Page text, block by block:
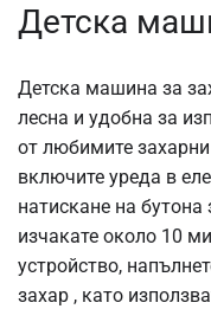
Детска
Детска машина за
лесна и удобна за
от любимите
включите уреда в
натискане на
изчакате около 10
устройство,
захар , като